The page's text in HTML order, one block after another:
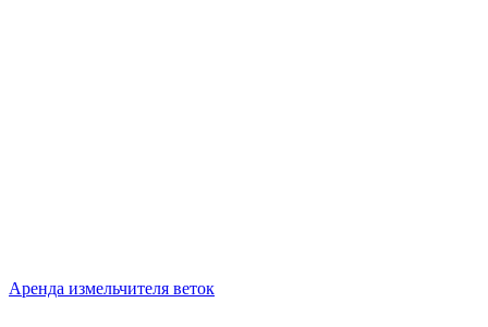
Аренда измельчителя веток